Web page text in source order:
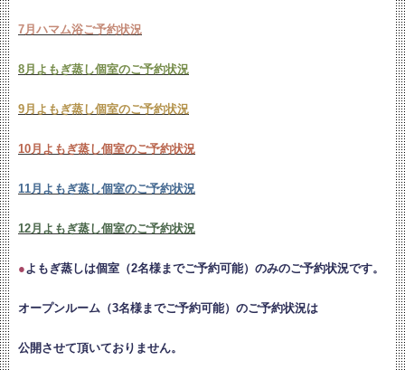
7月ハマム浴ご予約状況
8月よもぎ蒸し個室のご予約状況
9月よもぎ蒸し個室のご予約状況
10月よもぎ蒸し個室のご予約状況
11月よもぎ蒸し個室のご予約状況
12月よもぎ蒸し個室のご予約状況
●よもぎ蒸しは個室（2名様までご予約可能）のみのご予約状況です。
オープンルーム（3名様までご予約可能）のご予約状況は
公開させて頂いておりません。